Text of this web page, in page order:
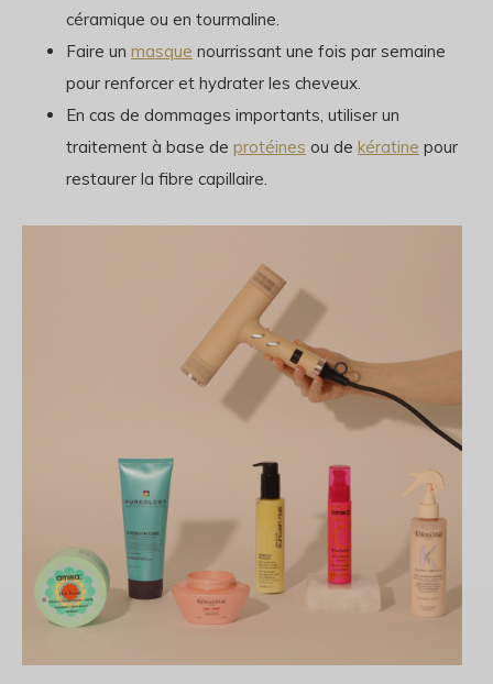
céramique ou en tourmaline.
Faire un masque nourrissant une fois par semaine
pour renforcer et hydrater les cheveux.
En cas de dommages importants, utiliser un
traitement à base de protéines ou de kératine pour
restaurer la fibre capillaire.